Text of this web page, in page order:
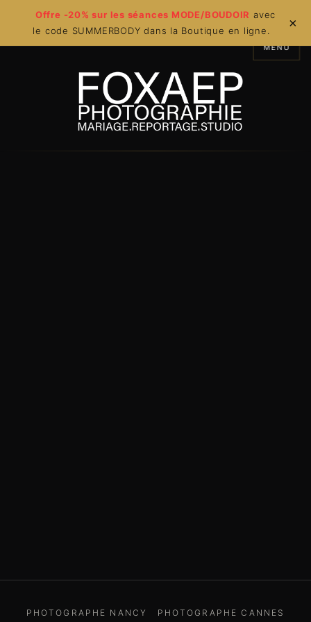
Offre -20% sur les séances MODE/BOUDOIR avec
le code SUMMERBODY dans la Boutique en ligne.
×
MENU
PHOTOGRAPHE NANCY PHOTOGRAPHE CANNES